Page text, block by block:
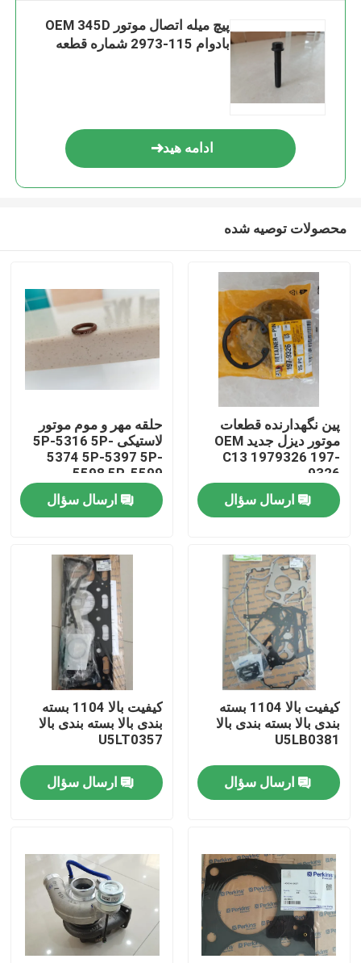
صفحه اصلی
فیلم های
درباره ما
تور کارخانه
با ما تماس بگیرید
اخبار
درخواست نقل قول
قطعات یدکی بیل مکانیکی
پیچ میله اتصال موتور OEM 345D
بادوام 115-2973 شماره قطعه
ادامه هید
محصولات توصیه شده
پین نگهدارنده قطعات
موتور دیزل جدید OEM
C13 1979326 197-
9326
ارسال سؤال
حلقه مهر و موم موتور
لاستیکی 5P-5316 5P-
5374 5P-5397 5P-
5598 5P-5599
ارسال سؤال
کیفیت بالا 1104 بسته
بندی بالا بسته بندی بالا
U5LB0381
ارسال سؤال
کیفیت بالا 1104 بسته
بندی بالا بسته بندی بالا
U5LT0357
ارسال سؤال